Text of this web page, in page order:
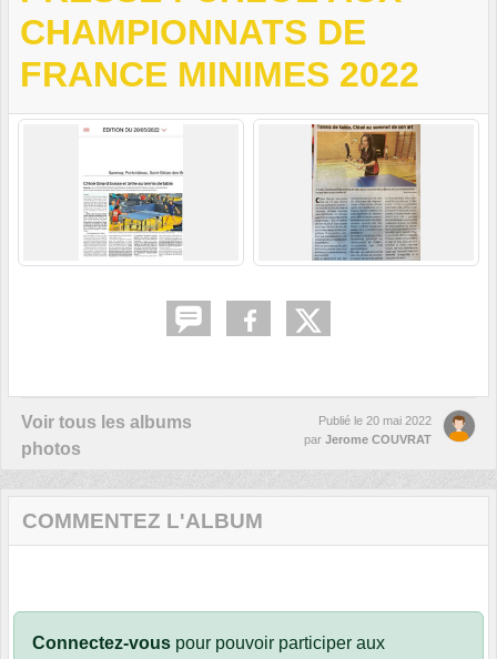
CHAMPIONNATS DE
FRANCE MINIMES 2022
Voir tous les albums
photos
Publié le 20 mai 2022
par Jerome COUVRAT
COMMENTEZ L'ALBUM
Connectez-vous pour pouvoir participer aux